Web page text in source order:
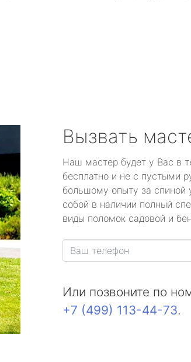
Вызвать
Наш мастер будет у Вас в
бесплатно и не с пустыми
большому опыту за спиной
собой в наличии полный
виды поломок садовой и
Или позвоните по
+7 (499) 113-44-73.